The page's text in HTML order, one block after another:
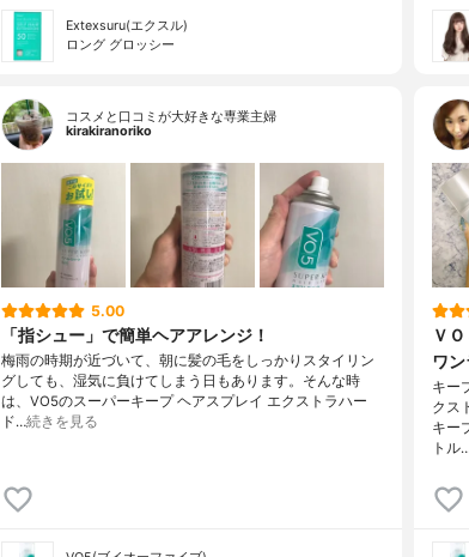
Extexsuru(エクスル)
ロング グロッシー
コスメと口コミが大好きな専業主婦
kirakiranoriko
5.00
「指シュー」で簡単ヘアアレンジ！
梅雨の時期が近づいて、朝に髪の毛をしっかりスタイリン
グしても、湿気に負けてしまう日もあります。そんな時
は、VO5のスーパーキープ ヘアスプレイ エクストラハー
ド…続きを見る
Ｖ
ワ
キー
クス
キー
トル